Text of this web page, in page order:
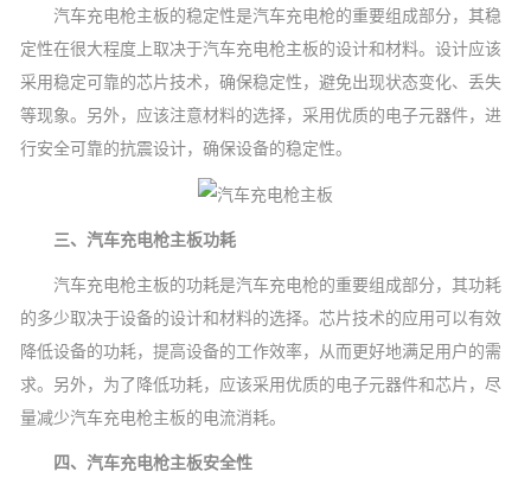
汽车充电枪主板的稳定性是汽车充电枪的重要组成部分，其稳
定性在很大程度上取决于汽车充电枪主板的设计和材料。设计应该
采用稳定可靠的芯片技术，确保稳定性，避免出现状态变化、丢失
等现象。另外，应该注意材料的选择，采用优质的电子元器件，进
行安全可靠的抗震设计，确保设备的稳定性。
三、汽车充电枪主板功耗
汽车充电枪主板的功耗是汽车充电枪的重要组成部分，其功耗
的多少取决于设备的设计和材料的选择。芯片技术的应用可以有效
降低设备的功耗，提高设备的工作效率，从而更好地满足用户的需
求。另外，为了降低功耗，应该采用优质的电子元器件和芯片，尽
量减少汽车充电枪主板的电流消耗。
四、汽车充电枪主板安全性